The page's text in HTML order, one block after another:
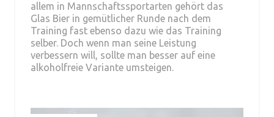
allem in Mannschaftssportarten gehört das
Glas Bier in gemütlicher Runde nach dem
Training fast ebenso dazu wie das Training
selber. Doch wenn man seine Leistung
verbessern will, sollte man besser auf eine
alkoholfreie Variante umsteigen.